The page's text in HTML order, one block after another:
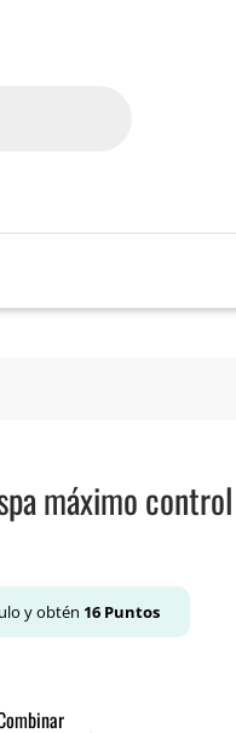
máximo
y obtén 16 Puntos